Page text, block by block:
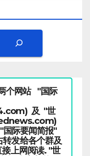
个网站 "国际
及 "世
际要闻简报"
发给各个群及
上网阅读. "世